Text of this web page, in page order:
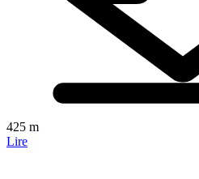
425 m
Lire